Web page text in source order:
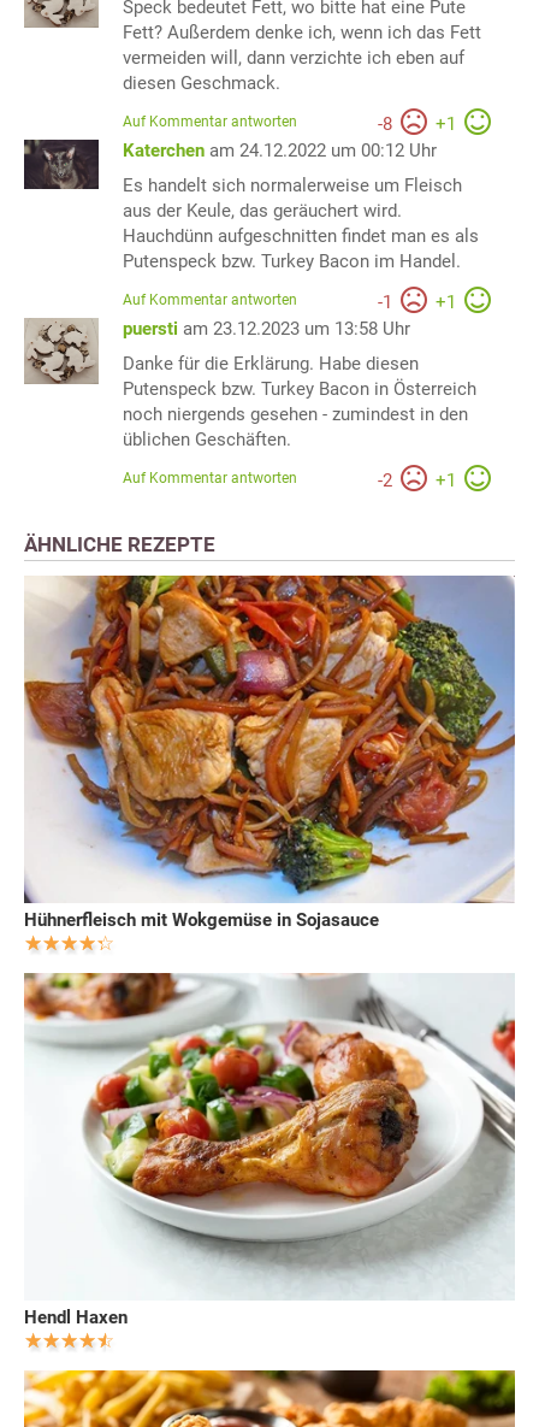
Speck bedeutet Fett, wo bitte hat eine Pute
Fett? Außerdem denke ich, wenn ich das Fett
vermeiden will, dann verzichte ich eben auf
diesen Geschmack.
-8 +1
Auf Kommentar antworten
Katerchen am 24.12.2022 um 00:12 Uhr
Es handelt sich normalerweise um Fleisch
aus der Keule, das geräuchert wird.
Hauchdünn aufgeschnitten findet man es als
Putenspeck bzw. Turkey Bacon im Handel.
-1 +1
Auf Kommentar antworten
puersti am 23.12.2023 um 13:58 Uhr
Danke für die Erklärung. Habe diesen
Putenspeck bzw. Turkey Bacon in Österreich
noch niergends gesehen - zumindest in den
üblichen Geschäften.
-2 +1
Auf Kommentar antworten
ÄHNLICHE REZEPTE
Hühnerfleisch mit Wokgemüse in Sojasauce
Hendl Haxen